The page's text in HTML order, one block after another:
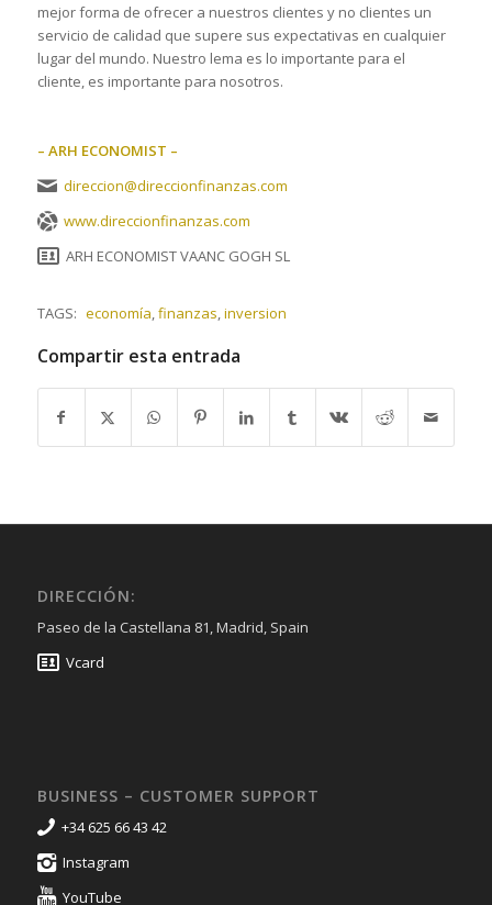
mejor forma de ofrecer a nuestros clientes y no clientes un
servicio de calidad que supere sus expectativas en cualquier
lugar del mundo. Nuestro lema es lo importante para el
cliente, es importante para nosotros.
– ARH ECONOMIST –
direccion@direccionfinanzas.com
www.direccionfinanzas.com
ARH ECONOMIST VAANC GOGH SL
TAGS: economía,finanzas,inversion
Compartir esta entrada
DIRECCIÓN:
Paseo de la Castellana 81, Madrid, Spain
Vcard
BUSINESS – CUSTOMER SUPPORT
+34 625 66 43 42
Instagram
YouTube